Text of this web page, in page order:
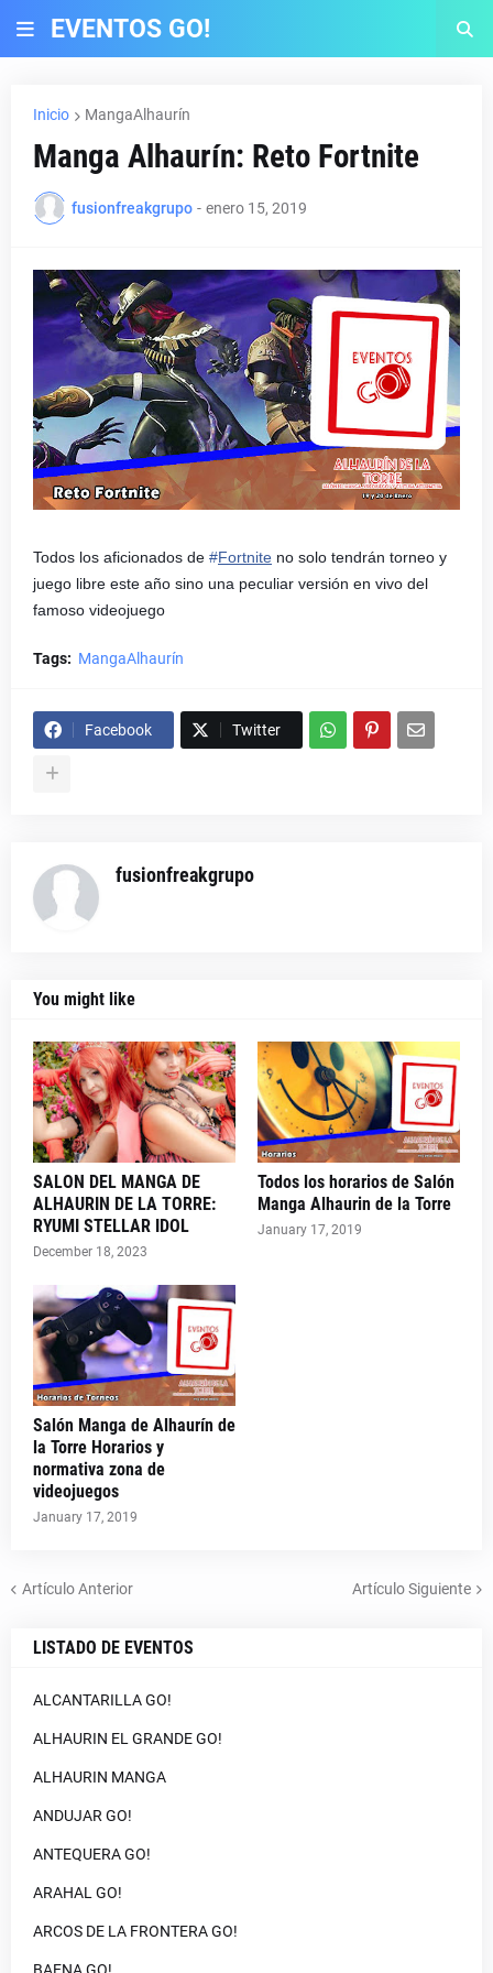
EVENTOS GO!
Inicio MangaAlhaurín
Manga Alhaurín: Reto Fortnite
fusionfreakgrupo - enero 15, 2019
Todos los aficionados de #Fortnite no solo tendrán torneo y
juego libre este año sino una peculiar versión en vivo del
famoso videojuego
Tags: MangaAlhaurín
Facebook Twitter
fusionfreakgrupo
You might like
SALON DEL MANGA DE
ALHAURIN DE LA TORRE:
RYUMI STELLAR IDOL
December 18, 2023
Todos los horarios de Salón
Manga Alhaurin de la Torre
January 17, 2019
Salón Manga de Alhaurín de
la Torre Horarios y
normativa zona de
videojuegos
January 17, 2019
Artículo Anterior Artículo Siguiente
LISTADO DE EVENTOS
ALCANTARILLA GO!
ALHAURIN EL GRANDE GO!
ALHAURIN MANGA
ANDUJAR GO!
ANTEQUERA GO!
ARAHAL GO!
ARCOS DE LA FRONTERA GO!